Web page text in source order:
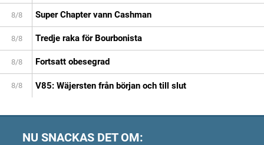
8/8 Super Chapter vann Cashman
8/8 Tredje raka för Bourbonista
8/8 Fortsatt obesegrad
8/8 V85: Wäjersten från början och till slut
NU SNACKAS DET OM: